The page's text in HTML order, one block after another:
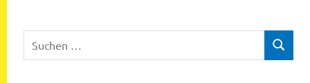
nach:
SUCHEN